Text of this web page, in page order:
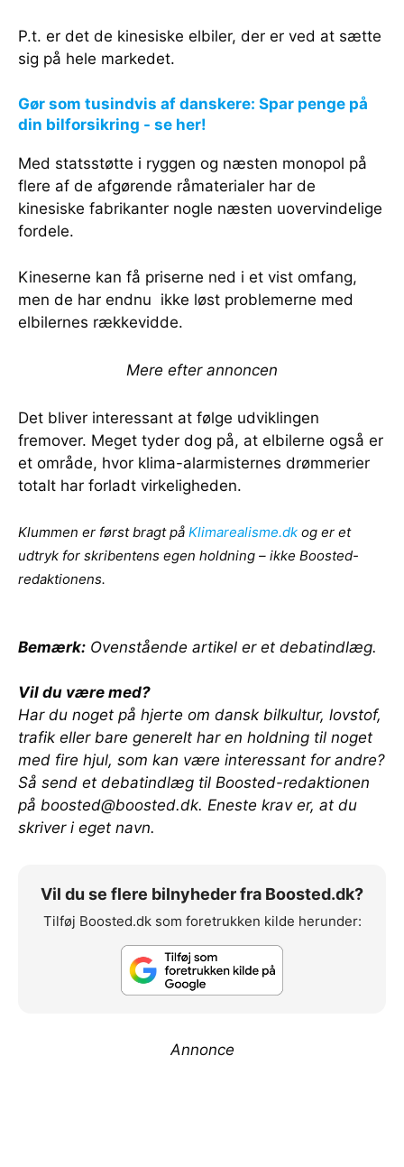
P.t. er det de kinesiske elbiler, der er ved at sætte
sig på hele markedet.
Gør som tusindvis af danskere: Spar penge på
din bilforsikring - se her!
Med statsstøtte i ryggen og næsten monopol på
flere af de afgørende råmaterialer har de
kinesiske fabrikanter nogle næsten uovervindelige
fordele.
Kineserne kan få priserne ned i et vist omfang,
men de har endnu ikke løst problemerne med
elbilernes rækkevidde.
Mere efter annoncen
Det bliver interessant at følge udviklingen
fremover. Meget tyder dog på, at elbilerne også er
et område, hvor klima-alarmisternes drømmerier
totalt har forladt virkeligheden.
Klummen er først bragt på Klimarealisme.dk og er et
udtryk for skribentens egen holdning – ikke Boosted-
redaktionens.
Bemærk: Ovenstående artikel er et debatindlæg.
Vil du være med?
Har du noget på hjerte om dansk bilkultur, lovstof,
trafik eller bare generelt har en holdning til noget
med fire hjul, som kan være interessant for andre?
Så send et debatindlæg til Boosted-redaktionen
på boosted@boosted.dk. Eneste krav er, at du
skriver i eget navn.
Vil du se flere bilnyheder fra Boosted.dk?
Tilføj Boosted.dk som foretrukken kilde herunder:
Annonce